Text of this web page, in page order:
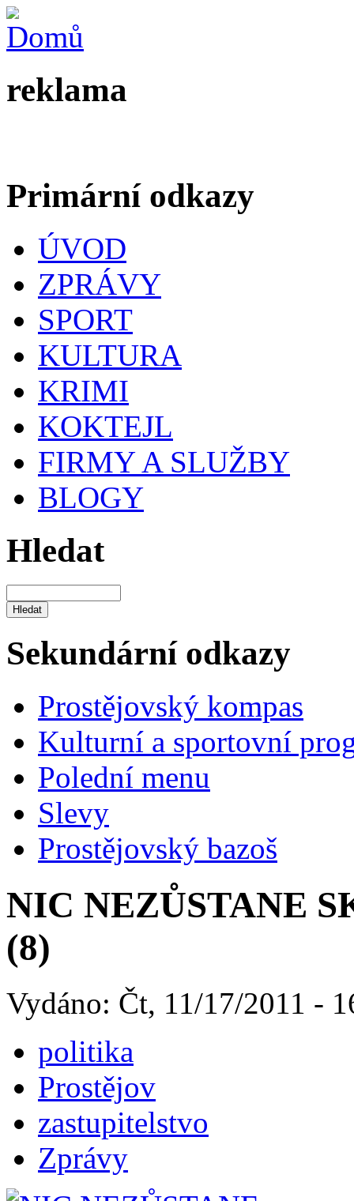
reklama
Primární odkazy
ÚVOD
ZPRÁVY
SPORT
KULTURA
KRIMI
KOKTEJL
FIRMY A SLUŽBY
BLOGY
Hledat
Sekundární odkazy
Prostějovský kompas
Kulturní a sportovní
Polední menu
Slevy
Prostějovský bazoš
NIC NEZŮSTANE
(8)
Vydáno: Čt, 11/17/2011 -
politika
Prostějov
zastupitelstvo
Zprávy